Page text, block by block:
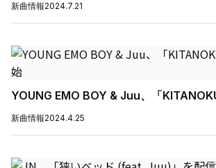
新曲情報2024.7.21
YOUNG EMO BOY & Juu、「
新曲情報2024.4.25